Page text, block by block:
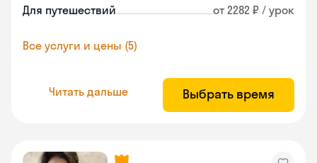
Для путешествий от 2282 ₽ / урок
Все услуги и цены (5)
Читать дальше Выбрать время